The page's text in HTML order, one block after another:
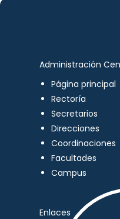
Administración
Página principal
Rectoría
Secretarios
Direcciones
Coordinaciones
Facultades
Campus
Enlaces